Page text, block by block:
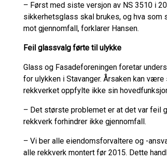
– Først med siste versjon av NS 3510 i
sikkerhetsglass skal brukes, og hva
mot gjennomfall, forklarer Hansen.
Feil glassvalg førte til ulykke
Glass og Fasadeforeningen foretar
for ulykken i Stavanger. Årsaken kan
rekkverket oppfylte ikke sin
– Det største problemet er at det var feil
rekkverk forhindrer ikke gjennomfall.
– Vi ber alle eiendomsforvaltere og -
alle rekkverk montert før 2015. Dette